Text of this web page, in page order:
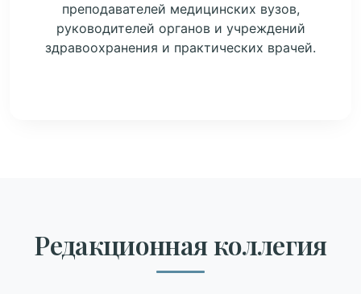
преподавателей медицинских вузов,
руководителей органов и учреждений
здравоохранения и практических врачей.
Редакционная коллегия